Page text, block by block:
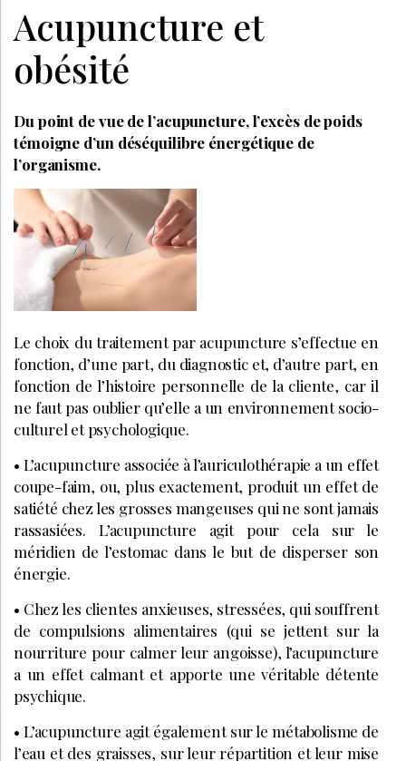
Acupuncture et
obésité
Du point de vue de l’acupuncture, l’excès de poids
témoigne d’un déséquilibre énergétique de
l’organisme.
Le choix du traitement par acupuncture s’effectue en
fonction, d’une part, du diagnostic et, d’autre part, en
fonction de l’histoire personnelle de la cliente, car il
ne faut pas oublier qu’elle a un environnement socio-
culturel et psychologique.
• L’acupuncture associée à l’auriculothérapie a un effet
coupe-faim, ou, plus exactement, produit un effet de
satiété chez les grosses mangeuses qui ne sont jamais
rassasiées. L’acupuncture agit pour cela sur le
méridien de l’estomac dans le but de disperser son
énergie.
• Chez les clientes anxieuses, stressées, qui souffrent
de compulsions alimentaires (qui se jettent sur la
nourriture pour calmer leur angoisse), l’acupuncture
a un effet calmant et apporte une véritable détente
psychique.
• L’acupuncture agit également sur le métabolisme de
l’eau et des graisses, sur leur répartition et leur mise